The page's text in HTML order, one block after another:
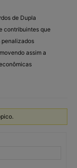
de Dupla
contribuintes que
penalizados
assim a